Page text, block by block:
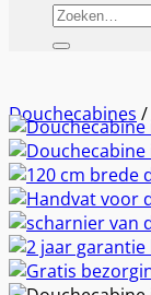
Zoeken
naar:
Douchecabines /